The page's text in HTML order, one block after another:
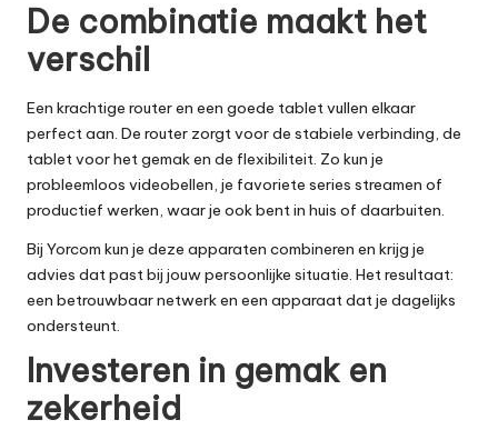
De combinatie maakt het
verschil
Een krachtige router en een goede tablet vullen elkaar
perfect aan. De router zorgt voor de stabiele verbinding, de
tablet voor het gemak en de flexibiliteit. Zo kun je
probleemloos videobellen, je favoriete series streamen of
productief werken, waar je ook bent in huis of daarbuiten.
Bij Yorcom kun je deze apparaten combineren en krijg je
advies dat past bij jouw persoonlijke situatie. Het resultaat:
een betrouwbaar netwerk en een apparaat dat je dagelijks
ondersteunt.
Investeren in gemak en
zekerheid